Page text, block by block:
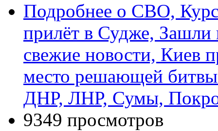
Подробнее о СВО,
прилёт в Судже, Зашли
свежие новости, Киев
место решающей
ДНР, ЛНР, Сумы,
9349 просмотров